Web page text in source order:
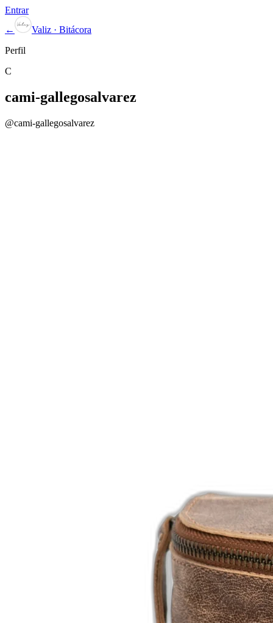
Entrar
←
Valiz · Bitácora
Perfil
C
cami-gallegosalvarez
@cami-gallegosalvarez